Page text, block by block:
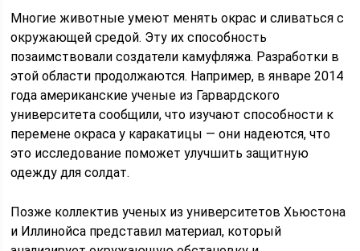
Многие животные умеют менять окрас и сливаться с
окружающей средой. Эту их способность
позаимствовали создатели камуфляжа. Разработки в
этой области продолжаются. Например, в январе 2014
года американские ученые из Гарвардского
университета сообщили, что изучают способности к
перемене окраса у каракатицы — они надеются, что
это исследование поможет улучшить защитную
одежду для солдат.
Позже коллектив ученых из университетов Хьюстона
и Иллинойса представил материал, который